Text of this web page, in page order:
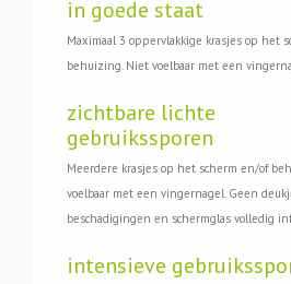
in goede staat
Maximaal 3 oppervlakkige krasjes op het
behuizing. Niet voelbaar met een
zichtbare lichte
gebruikssporen
Meerdere krasjes op het scherm en/of
voelbaar met een vingernagel. Geen
beschadigingen en schermglas volledig
intensieve